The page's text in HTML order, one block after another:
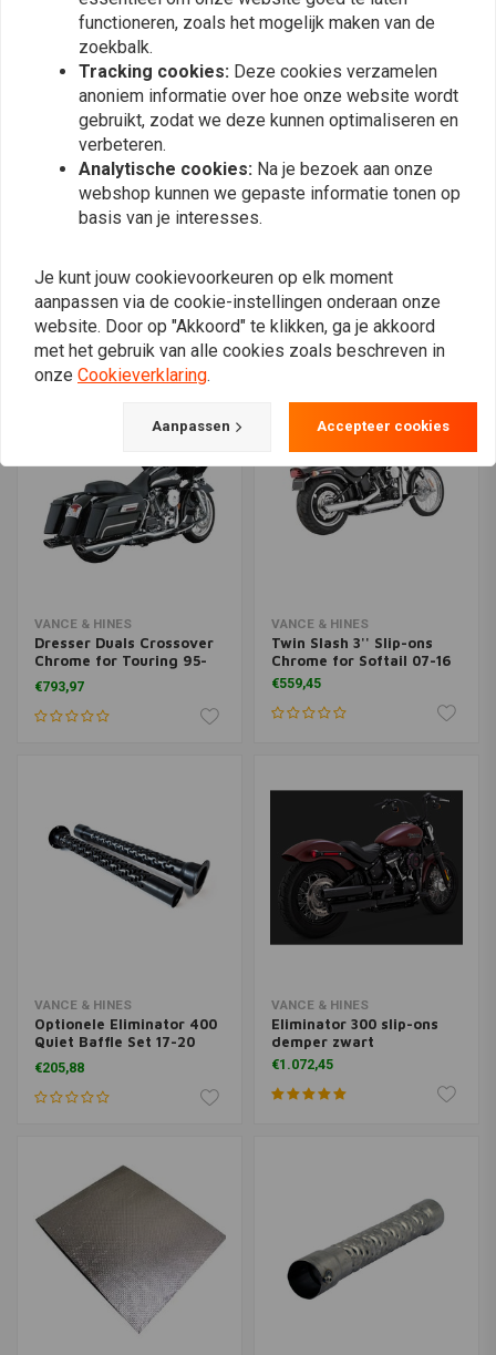
uitlaat 06-17 Dyna
€1.261,91
€222,38
VANCE & HINES
Dresser Duals Crossover
Chrome for Touring 95-
08
€793,97
VANCE & HINES
Twin Slash 3'' Slip-ons
Chrome for Softail 07-16
€559,45
VANCE & HINES
Optionele Eliminator 400
Quiet Baffle Set 17-20
Touring
€205,88
VANCE & HINES
Eliminator 300 slip-ons
demper zwart
€1.072,45
functioneren, zoals het mogelijk maken van de
zoekbalk.
Tracking cookies: Deze cookies verzamelen
anoniem informatie over hoe onze website wordt
gebruikt, zodat we deze kunnen optimaliseren en
verbeteren.
Analytische cookies: Na je bezoek aan onze
webshop kunnen we gepaste informatie tonen op
basis van je interesses.
Je kunt jouw cookievoorkeuren op elk moment
aanpassen via de cookie-instellingen onderaan onze
website. Door op "Akkoord" te klikken, ga je akkoord
met het gebruik van alle cookies zoals beschreven in
onze Cookieverklaring.
Aanpassen Accepteer cookies